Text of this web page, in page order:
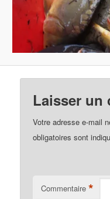
Laisser un
Votre adresse e-mail
obligatoires sont
Commentaire *